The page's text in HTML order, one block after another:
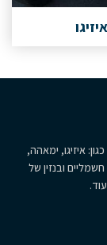
איזיגו
איזיגו, ימאהה,
ובנזין של